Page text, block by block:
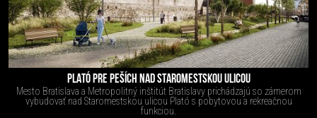
PLATÓ PRE PEŠÍCH NAD STAROMESTSKOU ULICOU
Mesto Bratislava a Metropolitný inštitút Bratislavy prichádzajú so zámerom
vybudovať nad Staromestskou ulicou Plató s pobytovou a rekreačnou
funkciou.